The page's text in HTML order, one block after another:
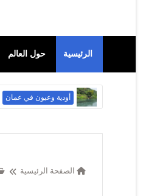
الرئيسية حول العالم
أودية وعيون في عمان
الصفحة الرئيسية